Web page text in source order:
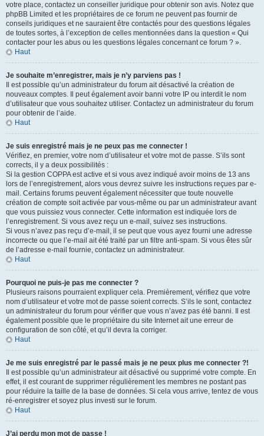
votre place, contactez un conseiller juridique pour obtenir son avis. Notez que
phpBB Limited et les propriétaires de ce forum ne peuvent pas fournir de
conseils juridiques et ne sauraient être contactés pour des questions légales
de toutes sortes, à l’exception de celles mentionnées dans la question « Qui
contacter pour les abus ou les questions légales concernant ce forum ? ».
Haut
Je souhaite m’enregistrer, mais je n’y parviens pas !
Il est possible qu’un administrateur du forum ait désactivé la création de
nouveaux comptes. Il peut également avoir banni votre IP ou interdit le nom
d’utilisateur que vous souhaitez utiliser. Contactez un administrateur du forum
pour obtenir de l’aide.
Haut
Je suis enregistré mais je ne peux pas me connecter !
Vérifiez, en premier, votre nom d’utilisateur et votre mot de passe. S’ils sont
corrects, il y a deux possibilités :
Si la gestion COPPA est active et si vous avez indiqué avoir moins de 13 ans
lors de l’enregistrement, alors vous devrez suivre les instructions reçues par e-
mail. Certains forums peuvent également nécessiter que toute nouvelle
création de compte soit activée par vous-même ou par un administrateur avant
que vous puissiez vous connecter. Cette information est indiquée lors de
l’enregistrement. Si vous avez reçu un e-mail, suivez ses instructions.
Si vous n’avez pas reçu d’e-mail, il se peut que vous ayez fourni une adresse
incorrecte ou que l’e-mail ait été traité par un filtre anti-spam. Si vous êtes sûr
de l’adresse e-mail fournie, contactez un administrateur.
Haut
Pourquoi ne puis-je pas me connecter ?
Plusieurs raisons pourraient expliquer cela. Premièrement, vérifiez que votre
nom d’utilisateur et votre mot de passe soient corrects. S’ils le sont, contactez
un administrateur du forum pour vérifier que vous n’avez pas été banni. Il est
également possible que le propriétaire du site Internet ait une erreur de
configuration de son côté, et qu’il devra la corriger.
Haut
Je me suis enregistré par le passé mais je ne peux plus me connecter ?!
Il est possible qu’un administrateur ait désactivé ou supprimé votre compte. En
effet, il est courant de supprimer régulièrement les membres ne postant pas
pour réduire la taille de la base de données. Si cela vous arrive, tentez de vous
ré-enregistrer et soyez plus investi sur le forum.
Haut
J’ai perdu mon mot de passe !